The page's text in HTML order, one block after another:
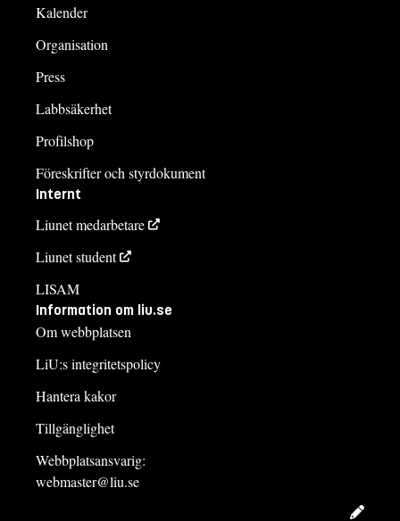
Kalender
Organisation
Press
Labbsäkerhet
Profilshop
Föreskrifter och styrdokument
Internt
Liunet medarbetare
Liunet student
LISAM
Information om liu.se
Om webbplatsen
LiU:s integritetspolicy
Hantera kakor
Tillgänglighet
Webbplatsansvarig:
webmaster@liu.se